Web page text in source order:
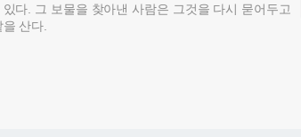
다. 그 보물을 찾아낸 사람은 그것을 다시 묻어두고
산다.